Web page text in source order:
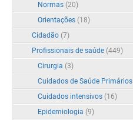
Normas (20)
Orientações (18)
Cidadão (7)
Profissionais de saúde (449)
Cirurgia (3)
Cuidados de Saúde Primários
Cuidados intensivos (16)
Epidemiologia (9)